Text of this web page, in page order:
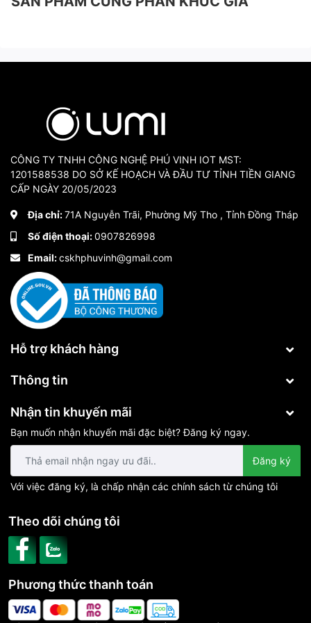
CÔNG TY TNHH CÔNG NGHỆ PHÚ VINH IOT MST:
1201588538 DO SỞ KẾ HOẠCH VÀ ĐẦU TƯ TỈNH TIỀN GIANG
CẤP NGÀY 20/05/2023
Địa chỉ:71A Nguyễn Trãi, Phường Mỹ Tho , Tỉnh Đồng Tháp
Số điện thoại:0907826998
Email:cskhphuvinh@gmail.com
Hỗ trợ khách hàng
Thông tin
Nhận tin khuyến mãi
Bạn muốn nhận khuyến mãi đặc biệt? Đăng ký ngay.
Đăng ký
Với việc đăng ký, là chấp nhận các chính sách từ chúng tôi
Phương thức thanh toán
Theo dõi chúng tôi